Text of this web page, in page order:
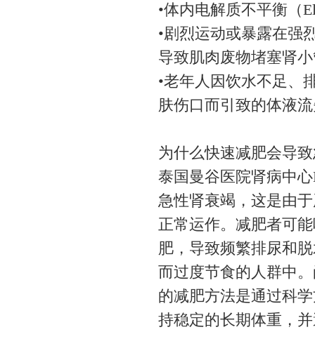
•体内电解质不平衡（
•剧烈运动或暴露在强
导致肌肉废物堵塞肾
•老年人因饮水不足、
肤伤口而引致的体液
为什么快速减肥会导
泰国曼谷医院肾病中
急性肾衰竭，这是由
正常运作。减肥者可
肥，导致频繁排尿和
而过度节食的人群中
的减肥方法是通过科
持稳定的长期体重，